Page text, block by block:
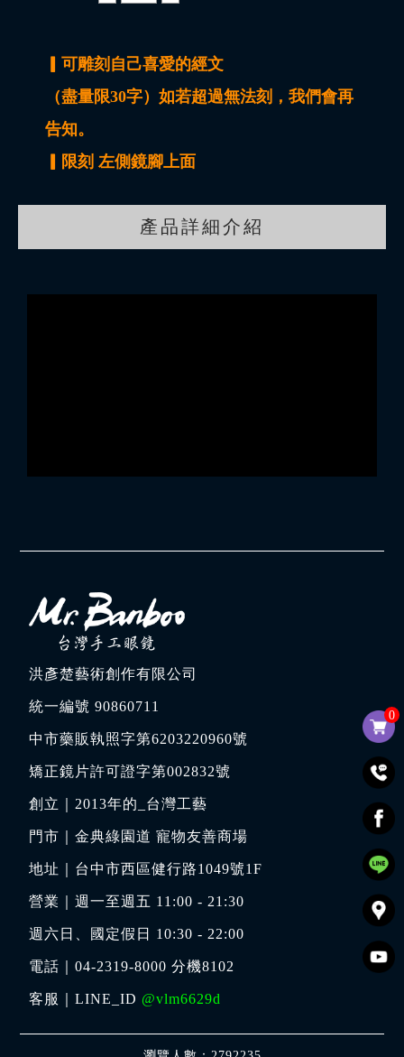
0
▎可雕刻自己喜愛的經文
（盡量限30字）如若超過無法刻，我們會再
告知。
▎限刻 左側鏡腳上面
產品詳細介紹
洪彥楚藝術創作有限公司
統一編號 90860711
中市藥販執照字第6203220960號
矯正鏡片許可證字第002832號
創立｜2013年的_台灣工藝
門市｜金典綠園道 寵物友善商場
地址｜ 台中市西區健行路1049號1F
營業｜週一至週五 11:00 - 21:30
週六日、國定假日 10:30 - 22:00
電話｜04-2319-8000 分機8102
客服｜LINE_ID @vlm6629d